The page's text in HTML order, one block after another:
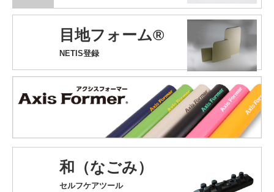
目地フォーム®
NETIS登録
和（なごみ）
セルフケアツール